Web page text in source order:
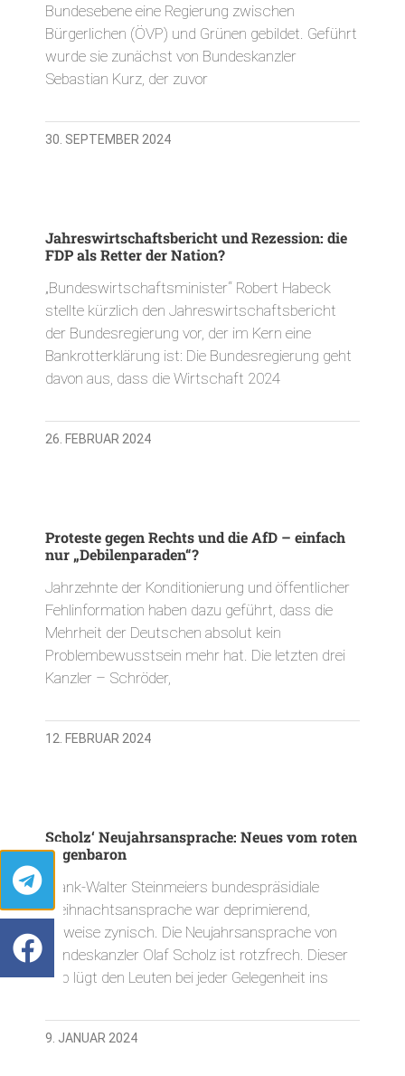
Bundesebene eine Regierung zwischen
Bürgerlichen (ÖVP) und Grünen gebildet. Geführt
wurde sie zunächst von Bundeskanzler
Sebastian Kurz, der zuvor
30. SEPTEMBER 2024
Jahreswirtschaftsbericht und Rezession: die
FDP als Retter der Nation?
„Bundeswirtschaftsminister“ Robert Habeck
stellte kürzlich den Jahreswirtschaftsbericht
der Bundesregierung vor, der im Kern eine
Bankrotterklärung ist: Die Bundesregierung geht
davon aus, dass die Wirtschaft 2024
26. FEBRUAR 2024
Proteste gegen Rechts und die AfD – einfach
nur „Debilenparaden“?
Jahrzehnte der Konditionierung und öffentlicher
Fehlinformation haben dazu geführt, dass die
Mehrheit der Deutschen absolut kein
Problembewusstsein mehr hat. Die letzten drei
Kanzler – Schröder,
12. FEBRUAR 2024
Scholz‘ Neujahrsansprache: Neues vom roten
Lügenbaron
Frank-Walter Steinmeiers bundespräsidiale
Weihnachtsansprache war deprimierend,
teilweise zynisch. Die Neujahrsansprache von
Bundeskanzler Olaf Scholz ist rotzfrech. Dieser
Typ lügt den Leuten bei jeder Gelegenheit ins
9. JANUAR 2024